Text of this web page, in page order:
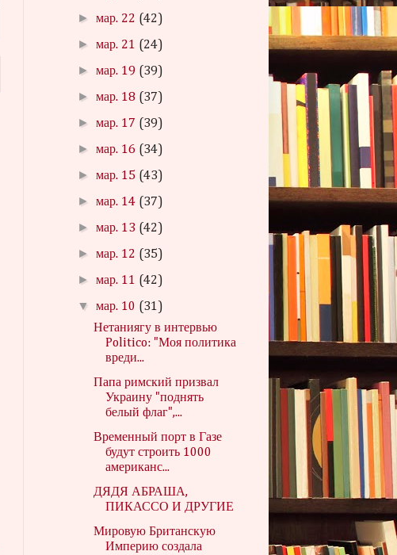
►мар. 22 (42)
►мар. 21 (24)
►мар. 19 (39)
►мар. 18 (37)
►мар. 17 (39)
►мар. 16 (34)
►мар. 15 (43)
►мар. 14 (37)
►мар. 13 (42)
►мар. 12 (35)
►мар. 11 (42)
▼мар. 10 (31)
Нетаниягу в интервью
Politico: "Моя политика
вреди...
Папа римский призвал
Украину "поднять
белый флаг",...
Временный порт в Газе
будут строить 1000
американс...
ДЯДЯ АБРАША,
ПИКАССО И ДРУГИЕ
Мировую Британскую
Империю создала